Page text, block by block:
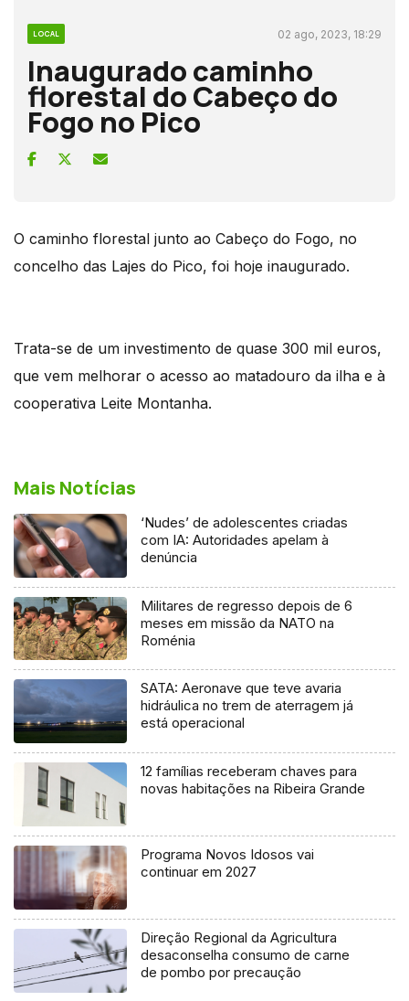
LOCAL 02 ago, 2023, 18:29
Inaugurado caminho
florestal do Cabeço do
Fogo no Pico
O caminho florestal junto ao Cabeço do Fogo, no
concelho das Lajes do Pico, foi hoje inaugurado.
Trata-se de um investimento de quase 300 mil euros,
que vem melhorar o acesso ao matadouro da ilha e à
cooperativa Leite Montanha.
Mais Notícias
‘Nudes’ de adolescentes criadas
com IA: Autoridades apelam à
denúncia
Militares de regresso depois de 6
meses em missão da NATO na
Roménia
SATA: Aeronave que teve avaria
hidráulica no trem de aterragem já
está operacional
12 famílias receberam chaves para
novas habitações na Ribeira Grande
Programa Novos Idosos vai
continuar em 2027
Direção Regional da Agricultura
desaconselha consumo de carne
de pombo por precaução